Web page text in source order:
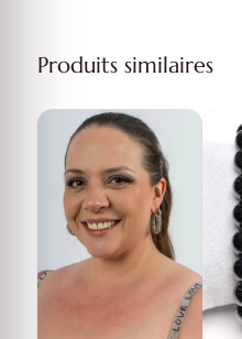
Produits similaires